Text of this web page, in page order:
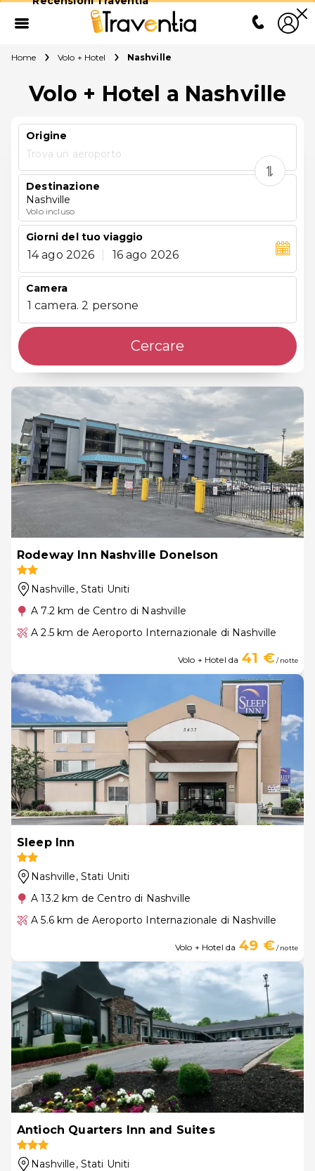
Home Volo + Hotel Nashville
Volo + Hotel a Nashville
Origine
Trova un aeroporto
Destinazione
Nashville
Volo incluso
Giorni del tuo viaggio
14 ago 2026 16 ago 2026
Camera
1 camera. 2 persone
Cercare
Rodeway Inn Nashville Donelson
Nashville, Stati Uniti
A 7.2 km de Centro di Nashville
A 2.5 km de Aeroporto Internazionale di Nashville
Volo + Hotel da 41 €/ notte
Sleep Inn
Nashville, Stati Uniti
A 13.2 km de Centro di Nashville
A 5.6 km de Aeroporto Internazionale di Nashville
Volo + Hotel da 49 €/ notte
Antioch Quarters Inn and Suites
Nashville, Stati Uniti